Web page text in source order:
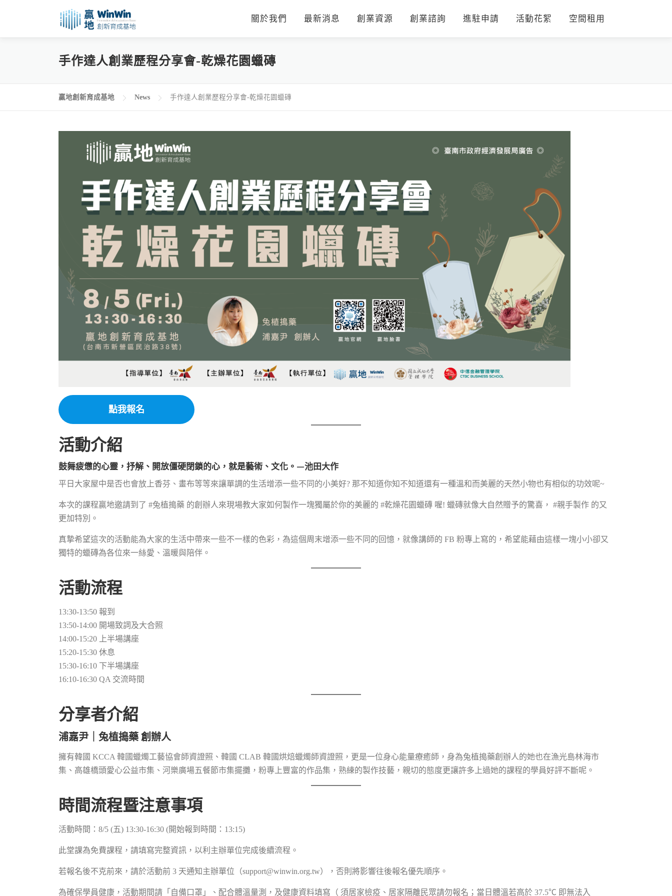
關於我們 最新消息 創業資源 創業諮詢 進駐申請 活動花絮 空間租用
手作達人創業歷程分享會-乾燥花園蠟磚
贏地創新育成基地 News 手作達人創業歷程分享會-乾燥花園蠟磚
點我報名
活動介紹
鼓舞疲憊的心靈，抒解、開放僵硬閉鎖的心，就是藝術、文化。—池田大作
平日大家屋中是否也會放上香芬、畫布等等來讓單調的生活增添一些不同的小美好? 那不知道你知不知道還有一種溫和而美麗的天然小物也有相似的功效呢~
本次的課程贏地邀請到了 #兔植搗藥 的創辦人來現場教大家如何製作一塊獨屬於你的美麗的 #乾燥花園蠟磚 喔! 蠟磚就像大自然贈予的驚喜， #親手製作 的又
更加特別。
真摯希望這次的活動能為大家的生活中帶來一些不一樣的色彩，為這個周末增添一些不同的回憶，就像講師的 FB 粉專上寫的，希望能藉由這樣一塊小小卻又
獨特的蠟磚為各位來一絲愛、溫暖與陪伴。
活動流程
13:30-13:50 報到
13:50-14:00 開場致詞及大合照
14:00-15:20 上半場講座
15:20-15:30 休息
15:30-16:10 下半場講座
16:10-16:30 QA 交流時間
分享者介紹
浦嘉尹｜兔植搗藥 創辦人
擁有韓國 KCCA 韓國蠟燭工藝協會師資證照、韓國 CLAB 韓國烘焙蠟燭師資證照，更是一位身心能量療癒師，身為兔植搗藥創辦人的她也在漁光島林海市
集、高雄橋頭愛心公益市集、河樂廣場五餐節市集擺攤，粉專上豐富的作品集，熟練的製作技藝，親切的態度更讓許多上過她的課程的學員好評不斷呢。
時間流程暨注意事項
活動時間：8/5 (五) 13:30-16:30 (開始報到時間：13:15)
此堂課為免費課程，請填寫完整資訊，以利主辦單位完成後續流程。
若報名後不克前來，請於活動前 3 天通知主辦單位（support@winwin.org.tw），否則將影響往後報名優先順序。
為確保學員健康，活動期間請「自備口罩」、配合體溫量測，及健康資料填寫（ 須居家檢疫、居家隔離民眾請勿報名；當日體溫若高於 37.5℃ 即無法入